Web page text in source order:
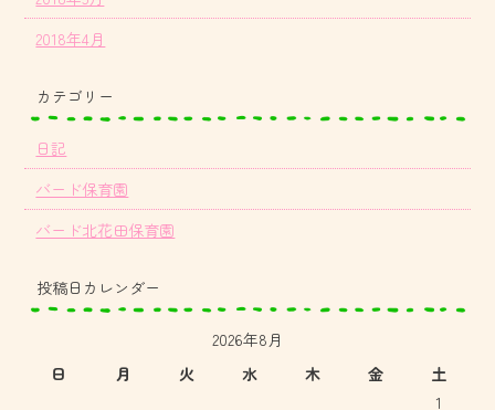
2018年4月
カテゴリー
日記
バード保育園
バード北花田保育園
投稿日カレンダー
2026年8月
日
月 火 水 木 金
土
1